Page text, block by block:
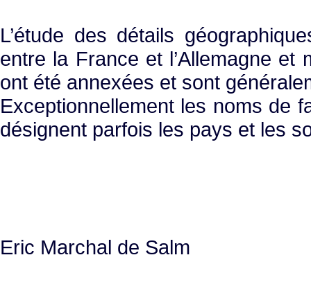
L’étude des détails
entre la France et l’Allemagne et
ont été annexées et sont
Exceptionnellement les noms de
désignent parfois les pays et les
Eric Marchal de Salm